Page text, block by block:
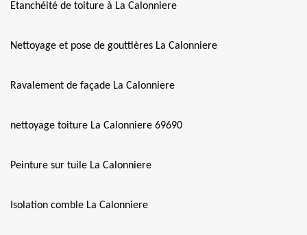
Etanchéité de toiture à La Calonniere
Nettoyage et pose de gouttières La Calonniere
Ravalement de façade La Calonniere
nettoyage toiture La Calonniere 69690
Peinture sur tuile La Calonniere
Isolation comble La Calonniere